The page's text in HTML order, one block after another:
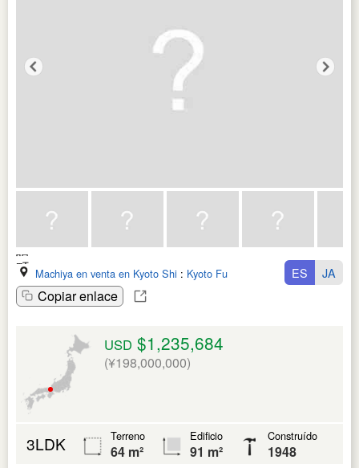
Machiya en venta en Kyoto Shi : Kyoto Fu
Copiar enlace
ES JA
USD $1,235,684
(¥198,000,000)
3LDK Terreno
64 m²
Edificio
91 m²
Construído
1948